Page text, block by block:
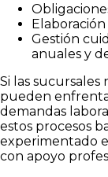
Gestión
anuales y
Si las
pueden
demandas
estos procesos
experimentado
con apoyo